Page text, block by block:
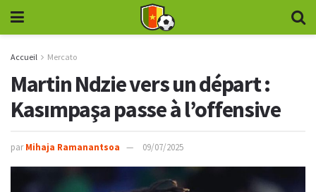
Accueil Mercato
Martin Ndzie vers un départ :
Kasımpaşa passe à l’offensive
par Mihaja Ramanantsoa 09/07/2025